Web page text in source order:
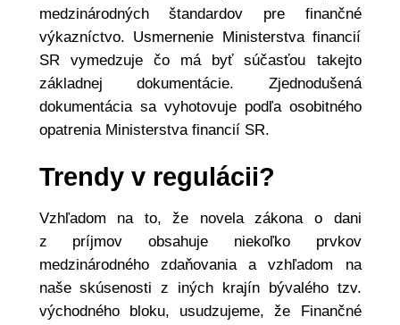
medzinárodných štandardov pre finančné
výkazníctvo. Usmernenie Ministerstva financií
SR vymedzuje čo má byť súčasťou takejto
základnej dokumentácie. Zjednodušená
dokumentácia sa vyhotovuje podľa osobitného
opatrenia Ministerstva financií SR.
Trendy v regulácii?
Vzhľadom na to, že novela zákona o dani
z príjmov obsahuje niekoľko prvkov
medzinárodného zdaňovania a vzhľadom na
naše skúsenosti z iných krajín bývalého tzv.
východného bloku, usudzujeme, že Finančné